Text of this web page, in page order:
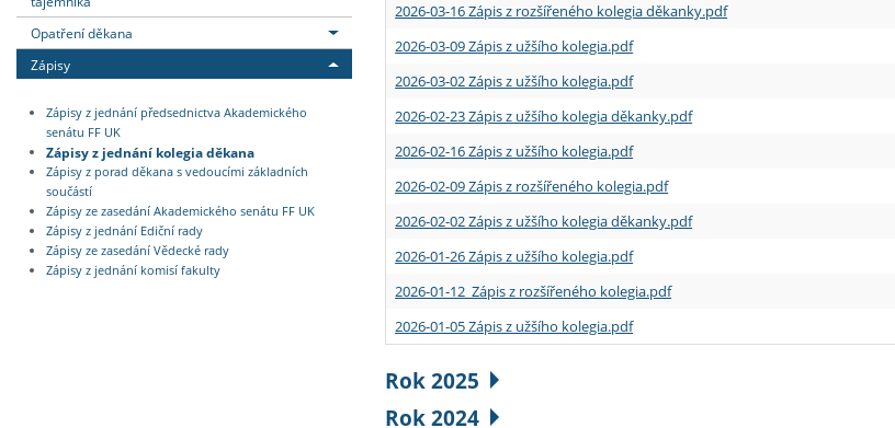
Opatření děkana
Zápisy
Zápisy z jednání předsednictva Akademického
senátu FF UK
Zápisy z jednání kolegia děkana
Zápisy z porad děkana s vedoucími základních
součástí
Zápisy ze zasedání Akademického senátu FF UK
Zápisy z jednání Ediční rady
Zápisy ze zasedání Vědecké rady
Zápisy z jednání komisí fakulty
2026-03-16 Zápis z rozšířeného kolegia děkanky.pdf
2026-03-09 Zápis z užšího kolegia.pdf
2026-03-02 Zápis z užšího kolegia.pdf
2026-02-23 Zápis z užšího kolegia děkanky.pdf
2026-02-16 Zápis z užšího kolegia.pdf
2026-02-09 Zápis z rozšířeného kolegia.pdf
2026-02-02 Zápis z užšího kolegia děkanky.pdf
2026-01-26 Zápis z užšího kolegia.pdf
2026-01-12 Zápis z rozšířeného kolegia.pdf
2026-01-05 Zápis z užšího kolegia.pdf
Rok 2025
Rok 2024